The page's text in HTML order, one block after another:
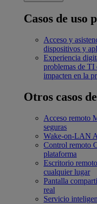
Casos de uso
Acceso y
dispositivos y
Experiencia
problemas de TI
impacten en la
Otros casos
Acceso remoto
seguras
Wake-on-LAN
Control remoto
plataforma
Escritorio remoto
cualquier lugar
Pantalla
real
Servicio